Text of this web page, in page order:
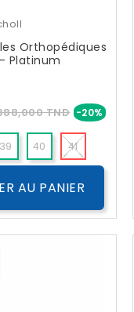
Orthopédiques
Platinum
Public
TND -20% Prix
39 40 41
AU PANIER